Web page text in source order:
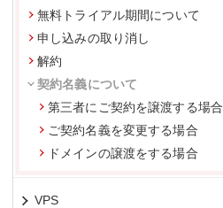
無料トライアル期間について
申し込みの取り消し
解約
契約名義について
第三者にご契約を譲渡する場合
ご契約名義を変更する場合
ドメインの譲渡をする場合
VPS